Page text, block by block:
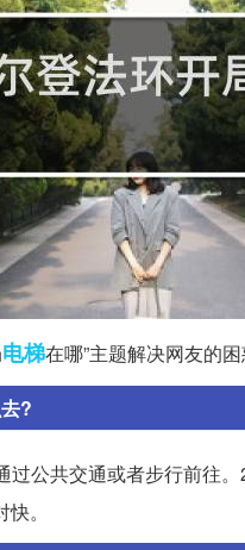
电梯在哪”主题解决网友的
?
过公共交通或者步行前往
。